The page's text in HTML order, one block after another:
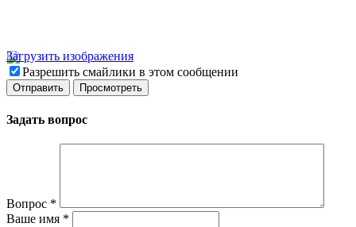
Загрузить изображения
Разрешить смайлики в этом сообщении
Задать вопрос
Вопрос *
Ваше имя *